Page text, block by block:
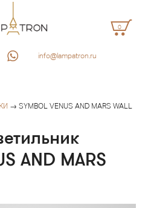
0
info@lampatron.ru
→ SYMBOL VENUS AND MARS WALL
AND MARS